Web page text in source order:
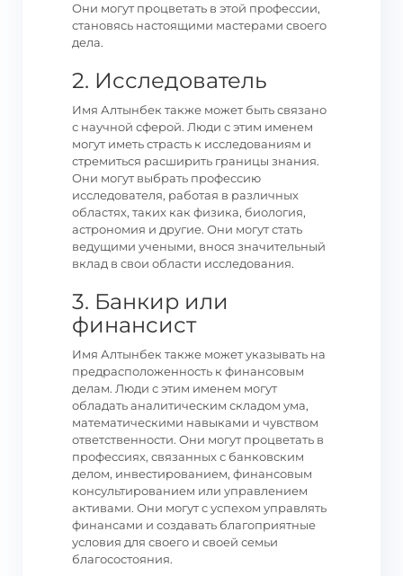
Они могут процветать в этой профессии,
становясь настоящими мастерами своего
дела.
2. Исследователь
Имя Алтынбек также может быть связано
с научной сферой. Люди с этим именем
могут иметь страсть к исследованиям и
стремиться расширить границы знания.
Они могут выбрать профессию
исследователя, работая в различных
областях, таких как физика, биология,
астрономия и другие. Они могут стать
ведущими учеными, внося значительный
вклад в свои области исследования.
3. Банкир или
финансист
Имя Алтынбек также может указывать на
предрасположенность к финансовым
делам. Люди с этим именем могут
обладать аналитическим складом ума,
математическими навыками и чувством
ответственности. Они могут процветать в
профессиях, связанных с банковским
делом, инвестированием, финансовым
консультированием или управлением
активами. Они могут с успехом управлять
финансами и создавать благоприятные
условия для своего и своей семьи
благосостояния.